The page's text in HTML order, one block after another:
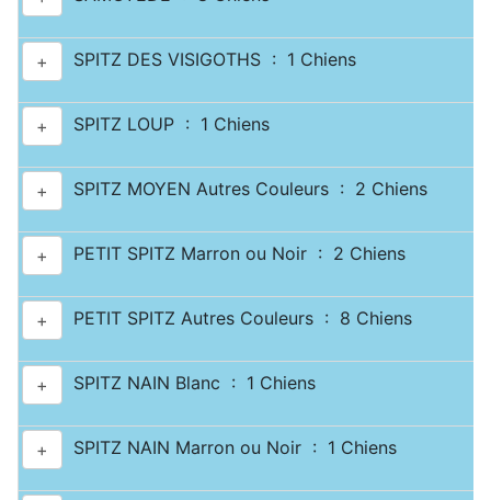
+ SPITZ DES VISIGOTHS : 1 Chiens
+ SPITZ LOUP : 1 Chiens
+ SPITZ MOYEN Autres Couleurs : 2 Chiens
+ PETIT SPITZ Marron ou Noir : 2 Chiens
+ PETIT SPITZ Autres Couleurs : 8 Chiens
+ SPITZ NAIN Blanc : 1 Chiens
+ SPITZ NAIN Marron ou Noir : 1 Chiens